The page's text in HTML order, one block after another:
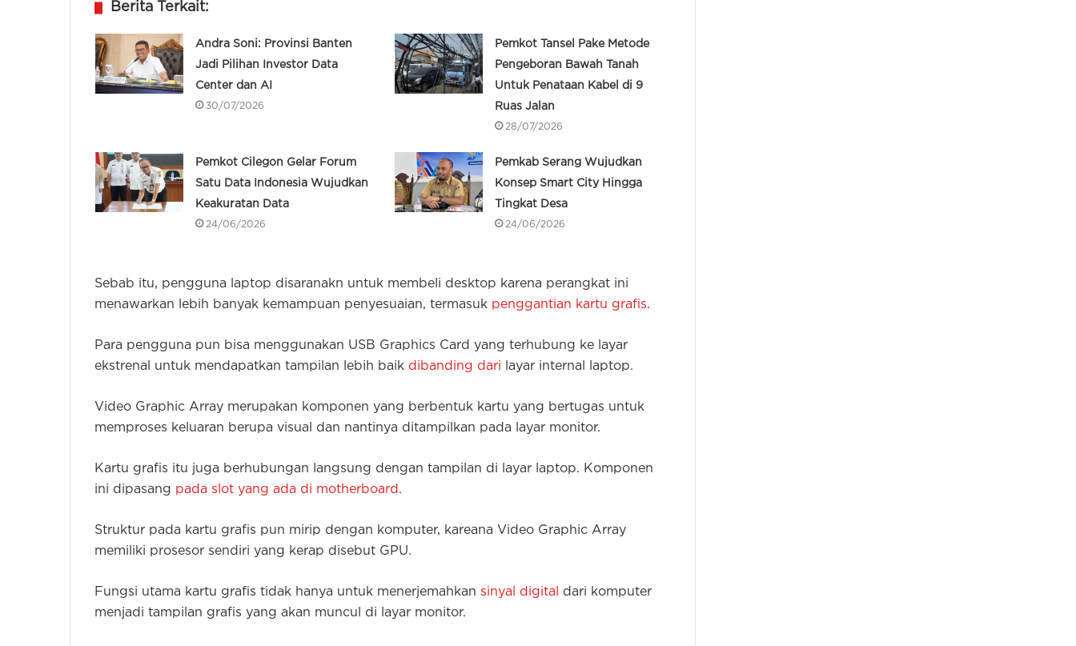
Berita Terkait:
Andra Soni: Provinsi Banten
Jadi Pilihan Investor Data
Center dan AI
30/07/2026
Pemkot Tansel Pake Metode
Pengeboran Bawah Tanah
Untuk Penataan Kabel di 9
Ruas Jalan
28/07/2026
Pemkot Cilegon Gelar Forum
Satu Data Indonesia Wujudkan
Keakuratan Data
24/06/2026
Pemkab Serang Wujudkan
Konsep Smart City Hingga
Tingkat Desa
24/06/2026
Sebab itu, pengguna laptop disaranakn untuk membeli desktop karena perangkat ini
menawarkan lebih banyak kemampuan penyesuaian, termasuk penggantian kartu grafis.
Para pengguna pun bisa menggunakan USB Graphics Card yang terhubung ke layar
ekstrenal untuk mendapatkan tampilan lebih baik dibanding dari layar internal laptop.
Video Graphic Array merupakan komponen yang berbentuk kartu yang bertugas untuk
memproses keluaran berupa visual dan nantinya ditampilkan pada layar monitor.
Kartu grafis itu juga berhubungan langsung dengan tampilan di layar laptop. Komponen
ini dipasang pada slot yang ada di motherboard .
Struktur pada kartu grafis pun mirip dengan komputer, kareana Video Graphic Array
memiliki prosesor sendiri yang kerap disebut GPU.
Fungsi utama kartu grafis tidak hanya untuk menerjemahkan sinyal digital
dari komputer
menjadi tampilan grafis yang akan muncul di layar monitor.